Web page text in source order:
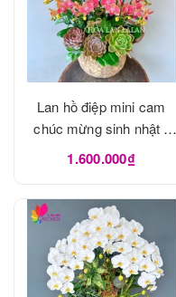
Lan hồ điệp mini cam
chúc mừng sinh nhật -
LHD1166
1.600.000₫